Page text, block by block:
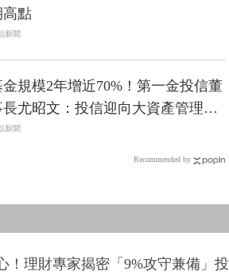
高點
新聞
金規模2年增近70%！第一金投信董
長尤昭文：投信迎向大資產管理時
新聞
Recommended by
！理財專家揭密「9%攻守兼備」投